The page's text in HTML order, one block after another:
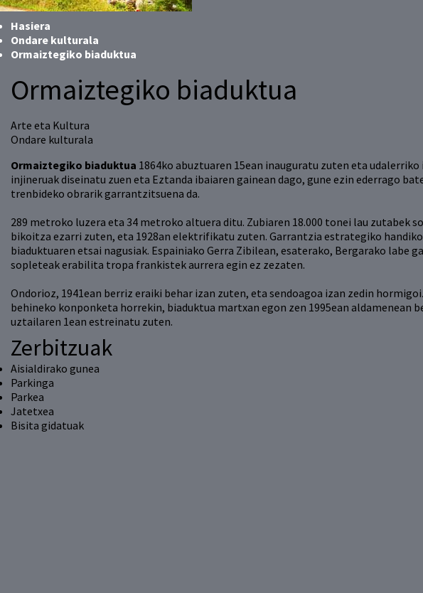
Hasiera
Ondare kulturala
Ormaiztegiko biaduktua
Ormaiztegiko biaduktua
Arte eta Kultura
Ondare kulturala
Ormaiztegiko biaduktua 1864ko abuztuaren 15ean inauguratu zuten eta udalerriko
injineruak diseinatu zuen eta Eztanda ibaiaren gainean dago, gune ezin ederrago
trenbideko obrarik garrantzitsuena da.
289 metroko luzera eta 34 metroko altuera ditu. Zubiaren 18.000 tonei lau zutabek
bikoitza ezarri zuten, eta 1928an elektrifikatu zuten. Garrantzia estrategiko
biaduktuaren etsai nagusiak. Espainiako Gerra Zibilean, esaterako, Bergarako labe
sopleteak erabilita tropa frankistek aurrera egin ez zezaten.
Ondorioz, 1941ean berriz eraiki behar izan zuten, eta sendoagoa izan zedin
behineko konponketa horrekin, biaduktua martxan egon zen 1995ean aldamenean
uztailaren 1ean estreinatu zuten.
Zerbitzuak
Aisialdirako gunea
Parkinga
Parkea
Jatetxea
Bisita gidatuak